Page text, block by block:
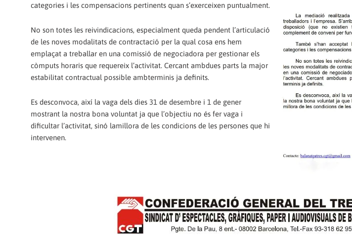
categories i les compensacions pertinents quan s’exerceixen puntualment.
No son totes les reivindicacions, especialment queda pendent l’articulació
de les noves modalitats de contractació per la qual cosa ens hem
emplaçat a treballar en una comissió de negociadora per gestionar els
còmputs horaris que requereix l’activitat. Cercant ambdues parts la major
estabilitat contractual possible ambterminis ja definits.
Es desconvoca, així la vaga dels dies 31 de desembre i 1 de gener
mostrant la nostra bona voluntat ja que l’objectiu no és fer vaga i
dificultar l’activitat, sinó lamillora de les condicions de les persones que hi
intervenen.